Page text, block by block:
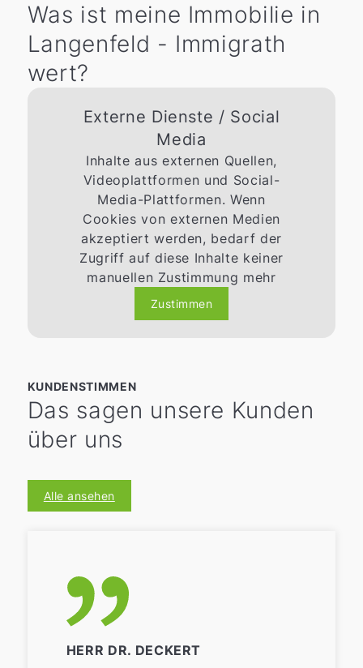
Was ist meine Immobilie in
Langenfeld - Immigrath
wert?
Externe Dienste / Social
Media
Inhalte aus externen Quellen,
Videoplattformen und Social-
Media-Plattformen. Wenn
Cookies von externen Medien
akzeptiert werden, bedarf der
Zugriff auf diese Inhalte keiner
manuellen Zustimmung mehr
Zustimmen
KUNDENSTIMMEN
Das sagen unsere Kunden
über uns
Alle ansehen
HERR DR. DECKERT